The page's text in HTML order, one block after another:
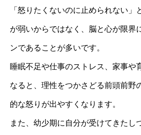
「怒りたくないのに止められない」
が弱いからではなく、脳と心が限界
ンであることが多いです。
睡眠不足や仕事のストレス、家事や
なると、理性をつかさどる前頭前野
的な怒りが出やすくなります。
また、幼少期に自分が受けてきたし